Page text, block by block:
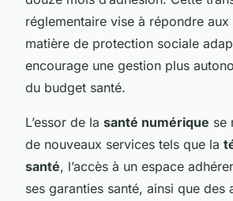
réglementaire vise à répondre aux
matière de protection sociale
encourage une gestion plus
du budget santé.
L’essor de la santé numérique se
de nouveaux services tels que la
santé, l’accès à un espace
ses garanties santé, ainsi que des